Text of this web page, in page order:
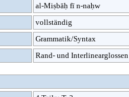
al-Miṣbāḥ fī n-naḥw
vollständig
Grammatik/Syntax
Rand- und Interlinearglossen